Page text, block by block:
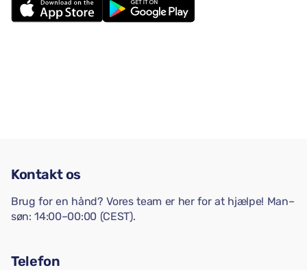
Kontakt os
Brug for en hånd? Vores team er her for at hjælpe! Man–
søn: 14:00–00:00 (CEST).
Telefon